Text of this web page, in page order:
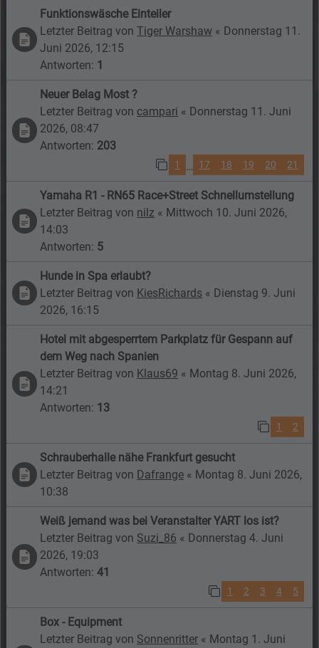
Funktionswäsche Einteiler
Letzter Beitrag vonTiger Warshaw « Donnerstag 11.
Juni 2026, 12:15
Antworten: 1
Neuer Belag Most ?
Letzter Beitrag von campari « Donnerstag 11. Juni
2026, 08:47
Antworten: 203
1 … 17 18 19 20 21
Yamaha R1 - RN65 Race+Street Schnellumstellung
Letzter Beitrag von nilz « Mittwoch 10. Juni 2026,
14:03
Antworten: 5
Hunde in Spa erlaubt?
Letzter Beitrag von KiesRichards « Dienstag 9. Juni
2026, 16:15
Hotel mit abgesperrtem Parkplatz für Gespann auf
dem Weg nach Spanien
Letzter Beitrag von Klaus69 « Montag 8. Juni 2026,
14:21
Antworten: 13
1 2
Schrauberhalle nähe Frankfurt gesucht
Letzter Beitrag von Dafrange « Montag 8. Juni 2026,
10:38
Weiß jemand was bei Veranstalter YART los ist?
Letzter Beitrag von Suzi_86 « Donnerstag 4. Juni
2026, 19:03
Antworten:41
1 2 3 4 5
Box - Equipment
Letzter Beitrag von Sonnenritter « Montag 1. Juni